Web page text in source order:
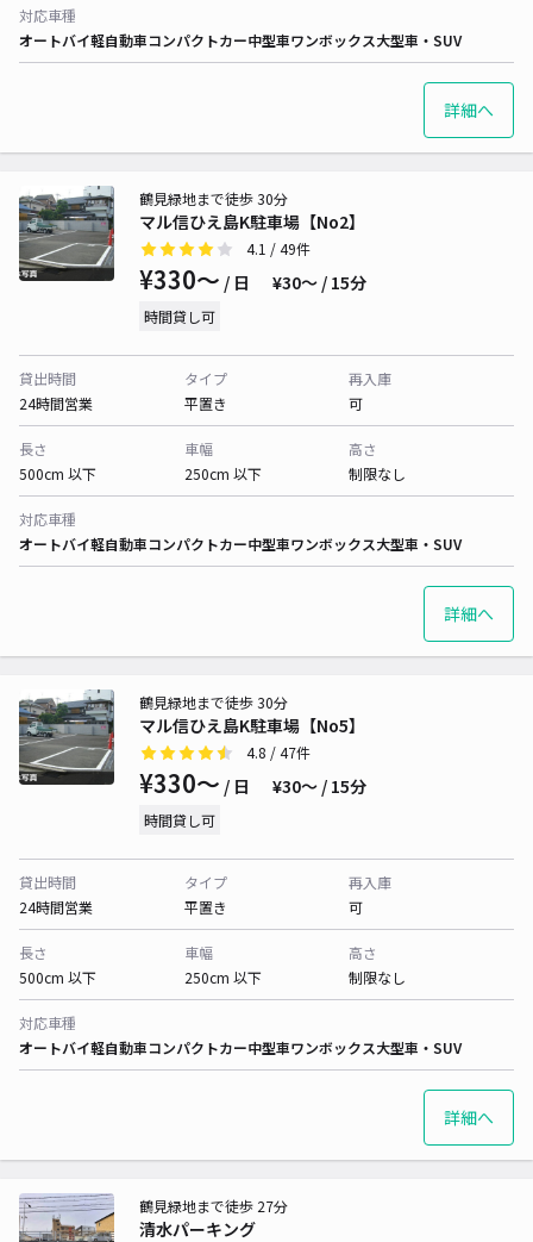
対応車種
オートバイ軽自動車コンパクトカー中型車ワンボックス大型車・SUV
詳細へ
マル信ひえ島K駐車場【No2】
鶴見緑地まで徒歩 30分
4.1 / 49件
¥330〜 / 日 ¥30〜 / 15分
時間貸し可
貸出時間
24時間営業
タイプ
平置き
再入庫
可
長さ
500cm 以下
車幅
250cm 以下
高さ
制限なし
対応車種
オートバイ軽自動車コンパクトカー中型車ワンボックス大型車・SUV
詳細へ
マル信ひえ島K駐車場【No5】
鶴見緑地まで徒歩 30分
4.8 / 47件
¥330〜 / 日 ¥30〜 / 15分
時間貸し可
貸出時間
24時間営業
タイプ
平置き
再入庫
可
長さ
500cm 以下
車幅
250cm 以下
高さ
制限なし
対応車種
オートバイ軽自動車コンパクトカー中型車ワンボックス大型車・SUV
詳細へ
清水パーキング
鶴見緑地まで徒歩 27分